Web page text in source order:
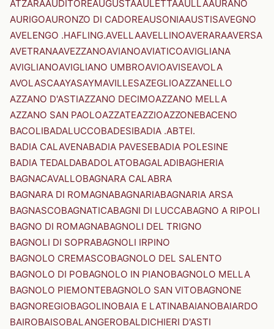
ATZARAAUDITOREAUGUSTAAULETTAAULLAAURANO
AURIGOAURONZO DI CADOREAUSONIAAUSTISAVEGNO
AVELENGO .HAFLING.AVELLAAVELLINOAVERARAAVERSA
AVETRANAAVEZZANOAVIANOAVIATICOAVIGLIANA
AVIGLIANOAVIGLIANO UMBROAVIOAVISEAVOLA
AVOLASCAAYASAYMAVILLESAZEGLIOAZZANELLO
AZZANO D'ASTIAZZANO DECIMOAZZANO MELLA
AZZANO SAN PAOLOAZZATEAZZIOAZZONEBACENO
BACOLIBADALUCCOBADESIBADIA .ABTEI.
BADIA CALAVENABADIA PAVESEBADIA POLESINE
BADIA TEDALDABADOLATOBAGALADIBAGHERIA
BAGNACAVALLOBAGNARA CALABRA
BAGNARA DI ROMAGNABAGNARIABAGNARIA ARSA
BAGNASCOBAGNATICABAGNI DI LUCCABAGNO A RIPOLI
BAGNO DI ROMAGNABAGNOLI DEL TRIGNO
BAGNOLI DI SOPRABAGNOLI IRPINO
BAGNOLO CREMASCOBAGNOLO DEL SALENTO
BAGNOLO DI POBAGNOLO IN PIANOBAGNOLO MELLA
BAGNOLO PIEMONTEBAGNOLO SAN VITOBAGNONE
BAGNOREGIOBAGOLINOBAIA E LATINABAIANOBAIARDO
BAIROBAISOBALANGEROBALDICHIERI D'ASTI